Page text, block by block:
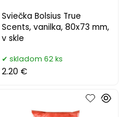
Sviečka Bolsius True
Scents, vanilka, 80x73 mm,
v skle
skladom 62 ks
2.20 €